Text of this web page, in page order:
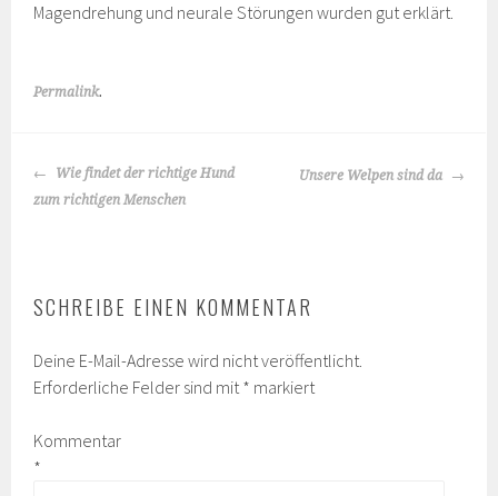
Magendrehung und neurale Störungen wurden gut erklärt.
Permalink.
BEITRAGS-
NAVIGATION
Wie findet der richtige Hund
zum richtigen Menschen
Unsere Welpen sind da
SCHREIBE EINEN KOMMENTAR
Deine E-Mail-Adresse wird nicht veröffentlicht.
Erforderliche Felder sind mit * markiert
Kommentar
*